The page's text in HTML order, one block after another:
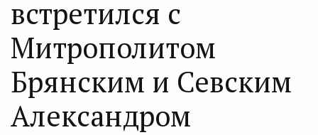
встретился с
Митрополитом
Брянским и Севским
Александром